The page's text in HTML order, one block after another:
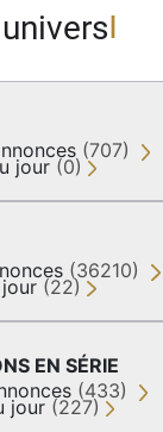
(707)
jour (0)
(36210)
jour (22)
EN SÉRIE
(433)
jour (227)